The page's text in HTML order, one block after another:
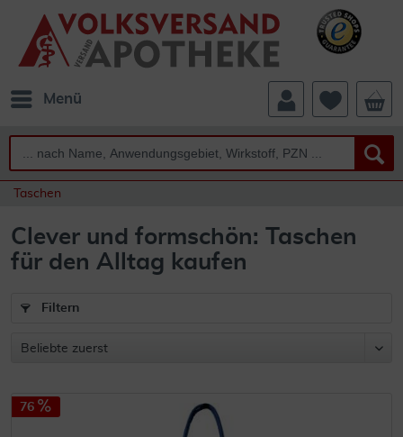
Menü
Taschen
Clever und formschön: Taschen
für den Alltag kaufen
Filtern
76